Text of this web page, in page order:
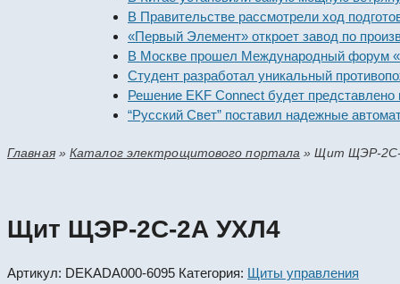
В Правительстве рассмотрели ход подготовки
«Первый Элемент» откроет завод по
В Москве прошел Международный форум
Студент разработал уникальный
Решение EKF Connect будет представлено на
“Русский Свет” поставил надежные
Главная»Каталог электрощитового портала »Щит ЩЭР-
Щит ЩЭР-2С-2А УХЛ4
Артикул: DEKADA000-6095 Категория: Щиты управления